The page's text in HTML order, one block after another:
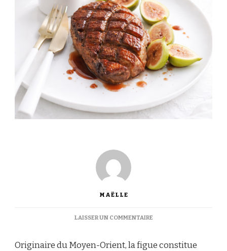
MAËLLE
LAISSER UN COMMENTAIRESUR
CANARD
Originaire du Moyen-Orient, la figue constitue